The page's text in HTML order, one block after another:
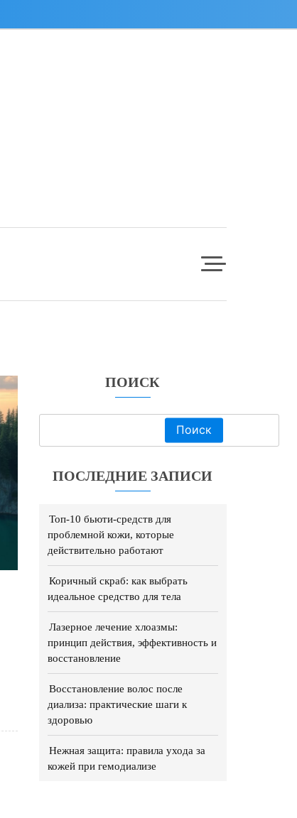
ПОИСК
Поиск
ПОСЛЕДНИЕ ЗАПИСИ
Топ-10 бьюти-средств для
проблемной кожи, которые
действительно работают
Коричный скраб: как выбрать
идеальное средство для тела
Лазерное лечение хлоазмы:
принцип действия, эффективность и
восстановление
Восстановление волос после
диализа: практические шаги к
здоровью
Нежная защита: правила ухода за
кожей при гемодиализе